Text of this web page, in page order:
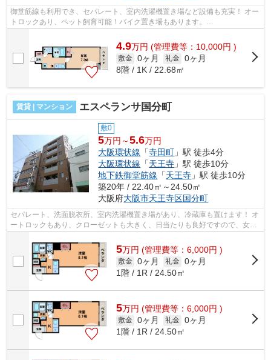
御堂筋線も利用でき、セパレート、室内洗濯機置き場など設備も充実！ オー
トロックあり、ペット飼育可能！バイク置き場もあります。
■□■□■□■□■□■□■□■□■□■□■□■□■□■□■□■□■□■□■□■□ ご覧...
4.9万円 (管理費等：10,000円 )
敷金 0ヶ月 礼金 0ヶ月
8階 / 1K / 22.68㎡
賃貸 | マンション エスペランサ国分町
敷0
5万円～5.6万円
大阪環状線 「寺田町 」駅 徒歩4分
大阪環状線 「天王寺 」駅 徒歩10分
地下鉄御堂筋線 「天王寺 」駅 徒歩10分
築20年 / 22.40㎡～24.50㎡
大阪府大阪市天王寺区国分町
セパレート、洗面脱衣所、室内洗濯機置き場があり、冷蔵庫も置けます！ オ
ートロックもあり、クローゼットも大きく、日当たりも良好ですので、女性
にもオススメのお部屋になっており...
5万円 (管理費等：6,000円 )
敷金 0ヶ月 礼金 0ヶ月
1階 / 1R / 24.50㎡
5万円 (管理費等：6,000円 )
敷金 0ヶ月 礼金 0ヶ月
1階 / 1R / 24.50㎡